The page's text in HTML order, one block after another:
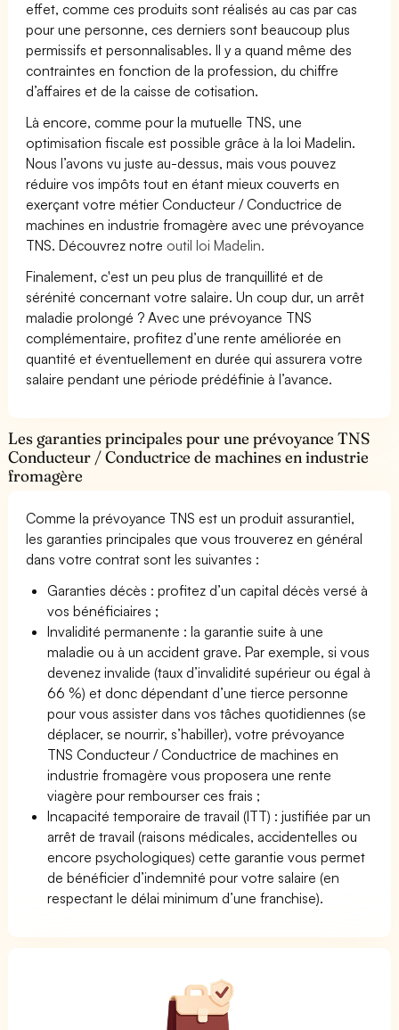
effet, comme ces produits sont réalisés au cas par cas
pour une personne, ces derniers sont beaucoup plus
permissifs et personnalisables. Il y a quand même des
contraintes en fonction de la profession, du chiffre
d’affaires et de la caisse de cotisation.
Là encore, comme pour la mutuelle TNS, une
optimisation fiscale est possible grâce à la loi Madelin.
Nous l’avons vu juste au-dessus, mais vous pouvez
réduire vos impôts tout en étant mieux couverts en
exerçant votre métier Conducteur / Conductrice de
machines en industrie fromagère avec une prévoyance
TNS. Découvrez notre outil loi Madelin.
Finalement, c'est un peu plus de tranquillité et de
sérénité concernant votre salaire. Un coup dur, un arrêt
maladie prolongé ? Avec une prévoyance TNS
complémentaire, profitez d’une rente améliorée en
quantité et éventuellement en durée qui assurera votre
salaire pendant une période prédéfinie à l’avance.
Les garanties principales pour une prévoyance TNS
Conducteur / Conductrice de machines en industrie
fromagère
Comme la prévoyance TNS est un produit assurantiel,
les garanties principales que vous trouverez en général
dans votre contrat sont les suivantes :
Garanties décès : profitez d’un capital décès versé à
vos bénéficiaires ;
Invalidité permanente : la garantie suite à une
maladie ou à un accident grave. Par exemple, si vous
devenez invalide (taux d’invalidité supérieur ou égal à
66 %) et donc dépendant d’une tierce personne
pour vous assister dans vos tâches quotidiennes (se
déplacer, se nourrir, s’habiller), votre prévoyance
TNS Conducteur / Conductrice de machines en
industrie fromagère vous proposera une rente
viagère pour rembourser ces frais ;
Incapacité temporaire de travail (ITT) : justifiée par un
arrêt de travail (raisons médicales, accidentelles ou
encore psychologiques) cette garantie vous permet
de bénéficier d’indemnité pour votre salaire (en
respectant le délai minimum d’une franchise).